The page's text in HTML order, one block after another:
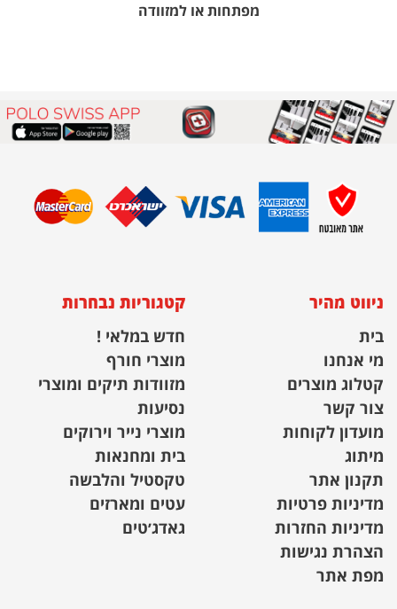
מפתחות או למזוודה
ניווט מהיר
בית
מי אנחנו
קטלוג מוצרים
צור קשר
מועדון לקוחות
מיתוג
תקנון אתר
מדיניות פרטיות
מדיניות החזרות
הצהרת נגישות
מפת אתר
קטגוריות נבחרות
חדש במלאי !
מוצרי חורף
מזוודות תיקים ומוצרי
נסיעות
מוצרי נייר וירוקים
בית ומחנאות
טקסטיל והלבשה
עטים ומארזים
גאדג׳טים